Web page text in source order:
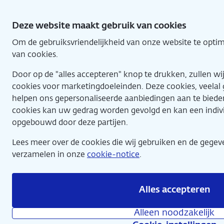
hoofdinhoud
Deze website maakt gebruik van cookies
Om de gebruiksvriendelijkheid van onze website te
van cookies.
Door op de "alles accepteren" knop te drukken, zullen
cookies voor marketingdoeleinden. Deze cookies,
helpen ons gepersonaliseerde aanbiedingen aan te
cookies kan uw gedrag worden gevolgd en kan een
opgebouwd door deze partijen.
Lees meer over de cookies die wij gebruiken en de
verzamelen in onze cookie-notice.
Alles accepteren
Alleen noodzakelijk
Bijzondere kunstwerken, bijzondere verhalen
The Face of the Painter